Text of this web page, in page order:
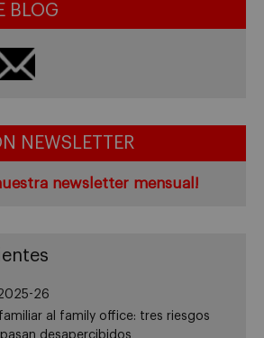
BLOG
NEWSLETTER
newsletter mensual!
26
al family office: tres riesgos
desapercibidos